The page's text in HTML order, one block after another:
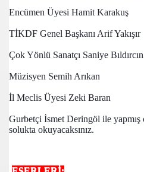
Encümen Üyesi Hamit Karakuş
TİKDF Genel Başkanı Arif Yakışır
Çok Yönlü Sanatçı Saniye Bıldırcın
Müzisyen Semih Arıkan
İl Meclis Üyesi Zeki Baran
Gurbetçi İsmet Deringöl ile yapmış
solukta okuyacaksınız.